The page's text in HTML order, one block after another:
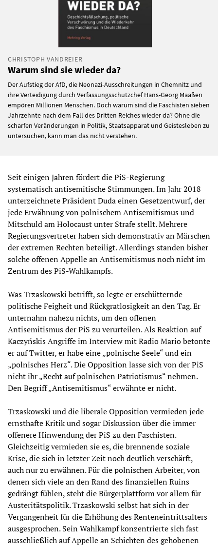
CHRISTOPH VANDREIER
Warum sind sie wieder da?
Der Aufstieg der AfD, die Neonazi-Ausschreitungen in Chemnitz und
ihre Verteidigung durch Verfassungsschutzchef Hans-Georg Maaßen
empören Millionen Menschen. Doch warum sind die Faschisten sieben
Jahrzehnte nach dem Fall des Dritten Reiches wieder da? Ohne die
scharfen Veränderungen in Politik, Staatsapparat und Geistesleben zu
untersuchen, kann man das nicht verstehen.
Seit einigen Jahren fördert die PiS-Regierung
systematisch antisemitische Stimmungen. Im Jahr 2018
unterzeichnete Präsident Duda einen Gesetzentwurf, der
jede Erwähnung von polnischem Antisemitismus und
Mitschuld am Holocaust unter Strafe stellt. Mehrere
Regierungsvertreter haben sich demonstrativ an Märschen
der extremen Rechten beteiligt. Allerdings standen bisher
solche offenen Appelle an Antisemitismus noch nicht im
Zentrum des PiS-Wahlkampfs.
Was Trzaskowski betrifft, so legte er erschütternde
politische Feigheit und Rückgratlosigkeit an den Tag. Er
unternahm nahezu nichts, um den offenen
Antisemitismus der PiS zu verurteilen. Als Reaktion auf
Kaczyńskis Angriffe im Interview mit Radio Mario betonte
er auf Twitter, er habe eine „polnische Seele“ und ein
„polnisches Herz“. Die Opposition lasse sich von der PiS
nicht ihr „Recht auf polnischen Patriotismus“ nehmen.
Den Begriff „Antisemitismus“ erwähnte er nicht.
Trzaskowski und die liberale Opposition vermieden jede
ernsthafte Kritik und sogar Diskussion über die immer
offenere Hinwendung der PiS zu den Faschisten.
Gleichzeitig vermieden sie es, die brennende soziale
Krise, die sich in letzter Zeit noch deutlich verschärft,
auch nur zu erwähnen. Für die polnischen Arbeiter, von
denen sich viele an den Rand des finanziellen Ruins
gedrängt fühlen, steht die Bürgerplattform vor allem für
Austeritätspolitik. Trzaskowski selbst hat sich in der
Vergangenheit für die Erhöhung des Renteneintrittsalters
ausgesprochen. Sein Wahlkampf konzentrierte sich fast
ausschließlich auf Appelle an Schichten des gehobenen